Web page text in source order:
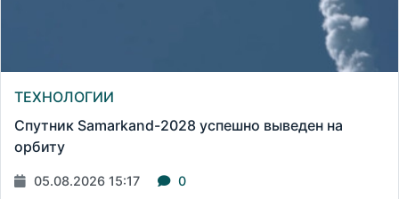
ТЕХНОЛОГИИ
Спутник Samarkand-2028 успешно выведен на
орбиту
05.08.2026 15:17 0